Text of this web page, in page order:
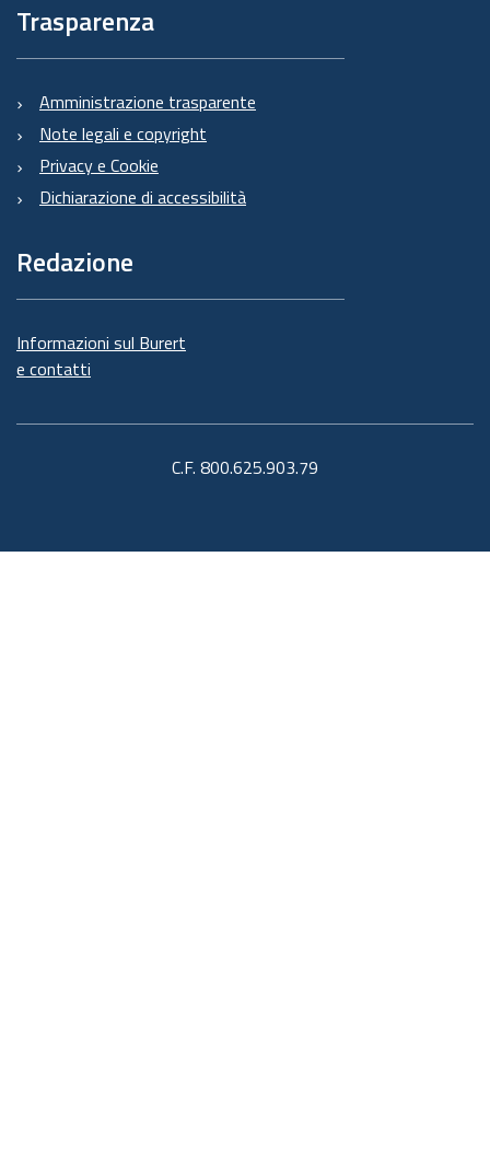
Trasparenza
Amministrazione trasparente
Note legali e copyright
Privacy e Cookie
Dichiarazione di accessibilità
Redazione
Informazioni sul Burert
e contatti
C.F. 800.625.903.79